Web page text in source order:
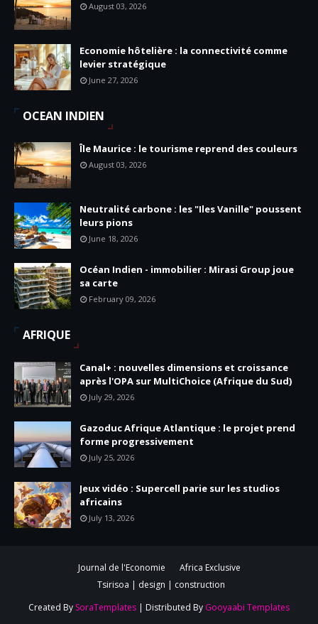
August 03, 2026
Economie hôtelière : la connectivité comme
levier stratégique
June 27, 2026
OCEAN INDIEN
Île Maurice : le tourisme reprend des couleurs
August 03, 2026
Neutralité carbone : les "Iles Vanille" poussent
leurs pions
June 18, 2026
Océan Indien - immobilier : Mirasi Group joue
sa carte
February 09, 2026
AFRIQUE
Canal+ : nouvelles dimensions et croissance
après l'OPA sur MultiChoice (Afrique du Sud)
July 29, 2026
Gazoduc Afrique Atlantique : le projet prend
forme progressivement
July 25, 2026
Jeux vidéo : Supercell parie sur les studios
africains
July 13, 2026
Journal de l'Economie
Africa Exclusive
Tsirisoa | design | construction
Created By SoraTemplates | Distributed By Gooyaabi Templates